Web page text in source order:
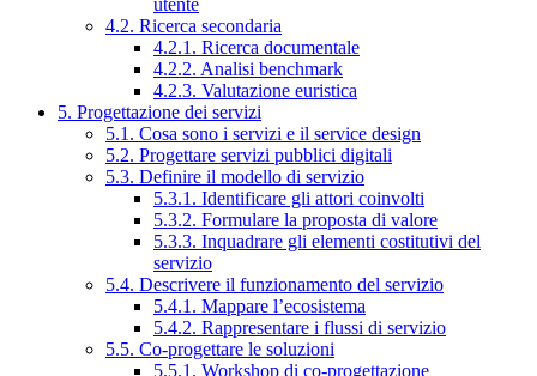
utente
4.2. Ricerca secondaria
4.2.1. Ricerca documentale
4.2.2. Analisi benchmark
4.2.3. Valutazione euristica
5. Progettazione dei servizi
5.1. Cosa sono i servizi e il service design
5.2. Progettare servizi pubblici digitali
5.3. Definire il modello di servizio
5.3.1. Identificare gli attori coinvolti
5.3.2. Formulare la proposta di valore
5.3.3. Inquadrare gli elementi costitutivi del
servizio
5.4. Descrivere il funzionamento del servizio
5.4.1. Mappare l’ecosistema
5.4.2. Rappresentare i flussi di servizio
5.5. Co-progettare le soluzioni
5.5.1. Workshop di co-progettazione